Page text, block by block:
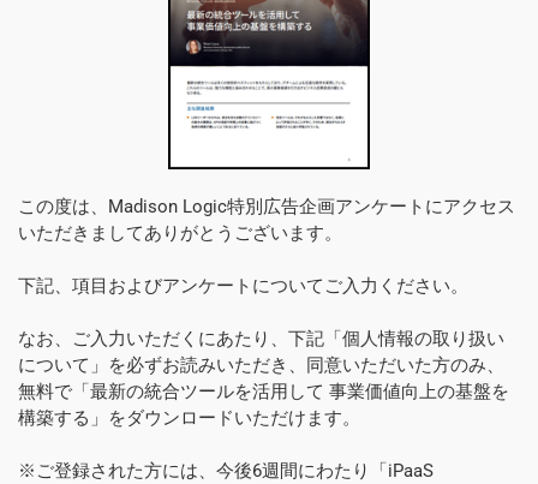
この度は、Madison Logic特別広告企画アンケートにアクセス
いただきましてありがとうございます。
下記、項目およびアンケートについてご入力ください。
なお、ご入力いただくにあたり、下記「個人情報の取り扱い
について」を必ずお読みいただき、同意いただいた方のみ、
無料で「最新の統合ツールを活用して 事業価値向上の基盤を
構築する」をダウンロードいただけます。
※ご登録された方には、今後6週間にわたり「iPaaS